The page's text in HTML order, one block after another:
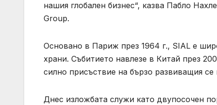
нашия глобален бизнес“, казва Пабло
Group.
Основано в Париж през 1964 г., SIAL е
храни. Събитието навлезе в Китай през
силно присъствие на бързо развиващия се
Днес изложбата служи като двупосочен